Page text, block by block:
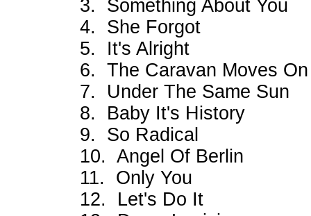
3. Something About You
4. She Forgot
5. It's Alright
6. The Caravan Moves On
7. Under The Same Sun
8. Baby It's History
9. So Radical
10. Angel Of Berlin
11. Only You
12. Let's Do It